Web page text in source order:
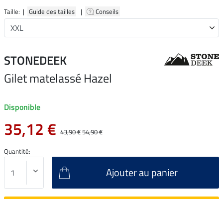
Taille: | Guide des tailles | Conseils
STONEDEEK
Gilet matelassé Hazel
Disponible
35,12 € 43,90 €54,90 €
Quantité:
Ajouter au panier